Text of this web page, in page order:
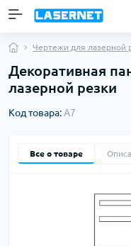
Чертежи для лазерной
Декоративная
лазерной резки
Код товара:A7
Все о товаре